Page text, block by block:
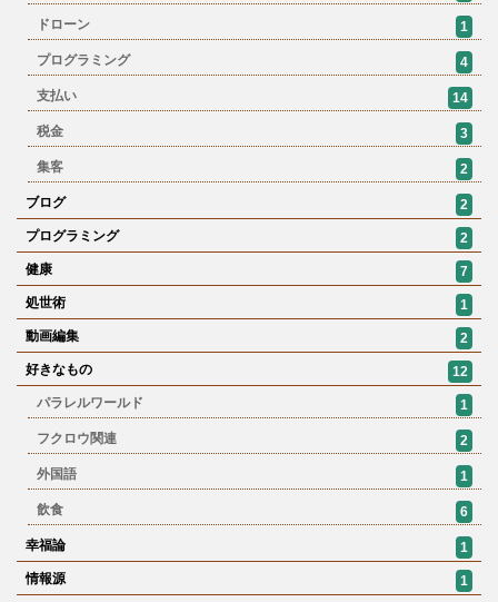
ドローン 1
プログラミング 4
支払い 14
税金 3
集客 2
ブログ
2
プログラミング
2
健康
7
処世術
1
動画編集
2
好きなもの
12
パラレルワールド
1
フクロウ関連 2
外国語 1
飲食 6
幸福論
1
情報源
1